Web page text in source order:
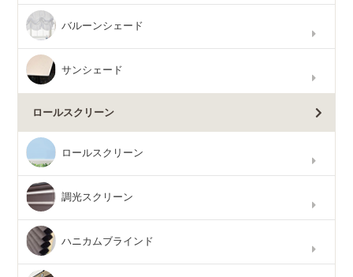
バルーンシェード
サンシェード
ロールスクリーン
ロールスクリーン
調光スクリーン
ハニカムブラインド